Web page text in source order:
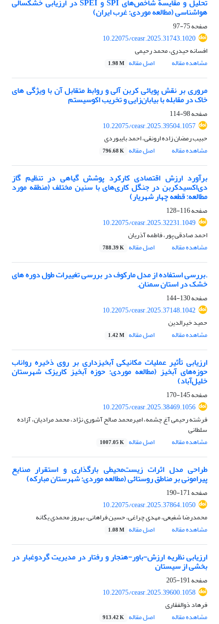
هواشناسی (مطالعه موردی: غرب ایران)
صفحه75-97
10.22075/ceasr.2025.31743.1020
افسانه حیدری، محمد رحیمی
مشاهده مقاله
اصل مقاله 1.98 M
مروری بر نقش پویائی کربن آلی و روابط متقابل آن با ویژگی های
خاک در مقابله با بیابان‌زایی و تخریب اکوسیستم
صفحه98-114
10.22075/ceasr.2025.39504.1057
حبیب رمضان زاده ارونقی، احمد بایبوردی
مشاهده مقاله
اصل مقاله 796.68 K
برآورد ارزش اقتصادی کارکرد پوشش گیاهی در تنظیم گاز
دی‌اکسیدکربن در جنگل کاری‌های با سنین مختلف (منطقه مورد
مطالعه: قطعه چهار شهریار)
صفحه116-128
10.22075/ceasr.2025.32231.1049
احمد صادقی پور، فاطمه آذریان
مشاهده مقاله
اصل مقاله 788.39 K
.بررسی استفاده از مدل مارکوف در بررسی تغییرات طول دوره های
خشک در استان سمنان,
صفحه130-144
10.22075/ceasr.2025.37148.1042
حمید خیرالدین
مشاهده مقاله
اصل مقاله 1.42 M
ارزیابی تأثیر عملیات مکانیکی آبخیزداری بر روی ذخیره رواناب
حوزه‌های آبخیز (مطالعه موردی: حوزه آبخیز کاریزک شهرستان
خلیل‌آباد)
صفحه145-170
10.22075/ceasr.2025.38469.1056
فرشته رحیمی آغ چشمه، امیرمحمد صالح آشوری نژاد، محمد مرادیان، آزاده
سلطانی
مشاهده مقاله
اصل مقاله 1007.05 K
طراحی مدل اثرات زیست‌محیطی بارگذاری و استقرار صنایع
پیرامونی بر مناطق روستائی (مطالعه موردی: شهرستان مبارکه)
صفحه171-190
10.22075/ceasr.2025.37864.1050
محمدرضا شفیعی، مهدی چراغی، حسین فراهانی، بهروز محمدی یگانه
مشاهده مقاله
اصل مقاله 1.08 M
ارزیابی نظریه ارزش-باور-هنجار و رفتار در مدیریت گردوغبار در
بخشی از سیستان
صفحه191-205
10.22075/ceasr.2025.39600.1058
فرهاد ذوالفقاری
مشاهده مقاله
اصل مقاله 913.42 K